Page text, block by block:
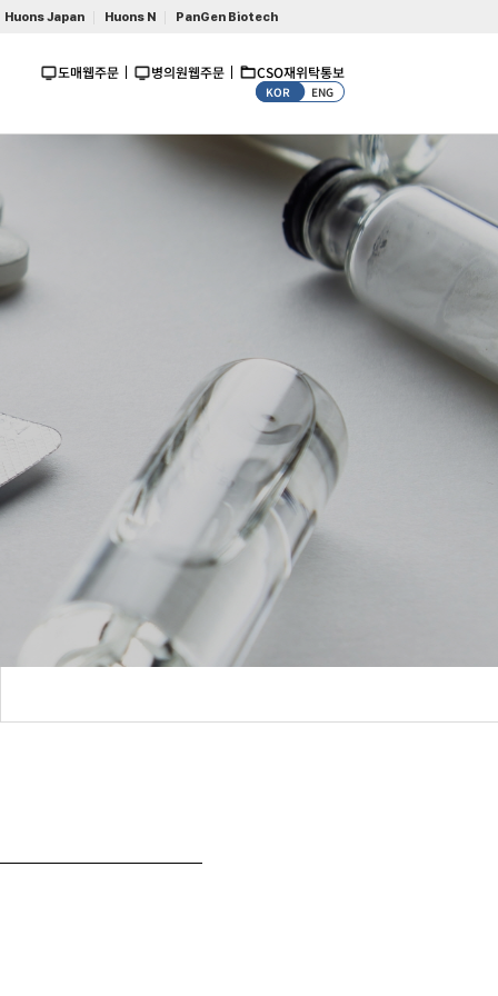
Huons Japan Huons N PanGen Biotech
도매웹주문 병의원웹주문 CSO재위탁통보
KOR ENG